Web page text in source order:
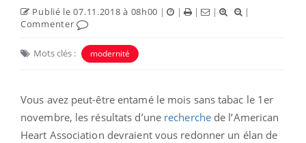
Publié le 07.11.2018 à 08h00 | | | |
|
Commenter
Mots clés : modernité
Vous avez peut-être entamé le mois sans tabac le 1er
novembre, les résultats d’une recherchede l’American
Heart Association devraient vous redonner un élan de